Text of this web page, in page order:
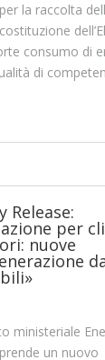
la raccolta
consumo di
di
Release:
per
nuove
ministeriale
un nuovo